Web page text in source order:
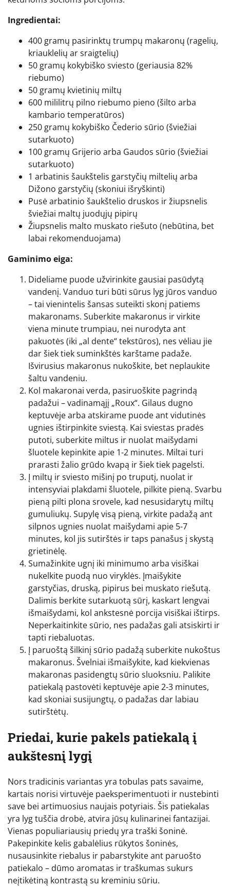
Ingredientai:
400 gramų pasirinktų trumpų makaronų (ragelių,
kriauklelių ar sraigtelių)
50 gramų kokybiško sviesto (geriausia 82%
riebumo)
50 gramų kvietinių miltų
600 mililitrų pilno riebumo pieno (šilto arba
kambario temperatūros)
250 gramų kokybiško Čederio sūrio (šviežiai
sutarkuoto)
100 gramų Grijerio arba Gaudos sūrio (šviežiai
sutarkuoto)
1 arbatinis šaukštelis garstyčių miltelių arba
Dižono garstyčių (skoniui išryškinti)
Pusė arbatinio šaukštelio druskos ir žiupsnelis
šviežiai maltų juodųjų pipirų
Žiupsnelis malto muskato riešuto (nebūtina, bet
labai rekomenduojama)
Gaminimo eiga:
Dideliame puode užvirinkite gausiai pasūdytą
vandenį. Vanduo turi būti sūrus lyg jūros vanduo
– tai vienintelis šansas suteikti skonį patiems
makaronams. Suberkite makaronus ir virkite
viena minute trumpiau, nei nurodyta ant
pakuotės (iki „al dente“ tekstūros), nes vėliau jie
dar šiek tiek suminkštės karštame padaže.
Išvirusius makaronus nukoškite, bet neplaukite
šaltu vandeniu.
Kol makaronai verda, pasiruoškite pagrindą
padažui – vadinamąjį „Roux“. Gilaus dugno
keptuvėje arba atskirame puode ant vidutinės
ugnies ištirpinkite sviestą. Kai sviestas pradės
putoti, suberkite miltus ir nuolat maišydami
šluotele kepinkite apie 1-2 minutes. Miltai turi
prarasti žalio grūdo kvapą ir šiek tiek pagelsti.
Į miltų ir sviesto mišinį po truputį, nuolat ir
intensyviai plakdami šluotele, pilkite pieną. Svarbu
pieną pilti plona srovele, kad nesusidarytų miltų
gumuliukų. Supylę visą pieną, virkite padažą ant
silpnos ugnies nuolat maišydami apie 5-7
minutes, kol jis sutirštės ir taps panašus į skystą
grietinėlę.
Sumažinkite ugnį iki minimumo arba visiškai
nukelkite puodą nuo viryklės. Įmaišykite
garstyčias, druską, pipirus bei muskato riešutą.
Dalimis berkite sutarkuotą sūrį, kaskart lengvai
išmaišydami, kol ankstesnė porcija visiškai ištirps.
Neperkaitinkite sūrio, nes padažas gali atsiskirti ir
tapti riebaluotas.
Į paruoštą šilkinį sūrio padažą suberkite nukoštus
makaronus. Švelniai išmaišykite, kad kiekvienas
makaronas pasidengtų sūrio sluoksniu. Palikite
patiekalą pastovėti keptuvėje apie 2-3 minutes,
kad skoniai susijungtų, o padažas dar labiau
sutirštėtų.
Priedai, kurie pakels patiekalą į
aukštesnį lygį
Nors tradicinis variantas yra tobulas pats savaime,
kartais norisi virtuvėje paeksperimentuoti ir nustebinti
save bei artimuosius naujais potyriais. Šis patiekalas
yra lyg tuščia drobė, atvira jūsų kulinarinei fantazijai.
Vienas populiariausių priedų yra traški šoninė.
Pakepinkite kelis gabalėlius rūkytos šoninės,
nusausinkite riebalus ir pabarstykite ant paruošto
patiekalo – dūmo aromatas ir traškumas sukurs
neįtikėtiną kontrastą su kreminiu sūriu.